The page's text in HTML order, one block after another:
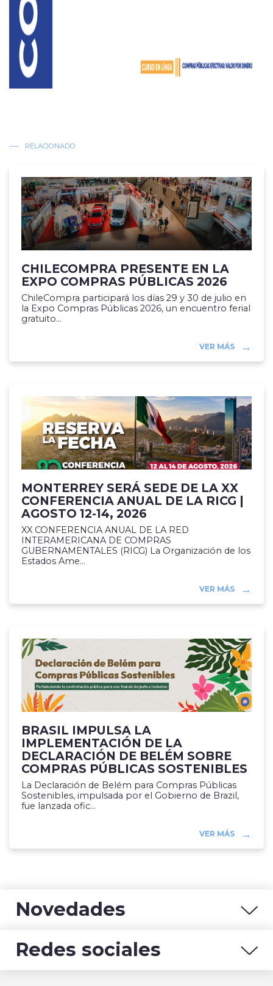
RELACIONADO
CHILECOMPRA PRESENTE EN LA
EXPO COMPRAS PÚBLICAS 2026
ChileCompra participará los días 29 y 30 de julio en
la Expo Compras Públicas 2026, un encuentro ferial
gratuito...
VER MÁS
MONTERREY SERÁ SEDE DE LA XX
CONFERENCIA ANUAL DE LA RICG |
AGOSTO 12-14, 2026
XX CONFERENCIA ANUAL DE LA RED
INTERAMERICANA DE COMPRAS
GUBERNAMENTALES (RICG) La Organización de los
Estados Ame...
VER MÁS
BRASIL IMPULSA LA
IMPLEMENTACIÓN DE LA
DECLARACIÓN DE BELÉM SOBRE
COMPRAS PÚBLICAS SOSTENIBLES
La Declaración de Belém para Compras Públicas
Sostenibles, impulsada por el Gobierno de Brazil,
fue lanzada ofic...
VER MÁS
Novedades
Redes sociales